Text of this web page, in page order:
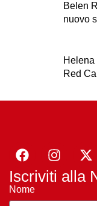
Belen
nuovo
Helena
Red
Iscriviti alla
Nome